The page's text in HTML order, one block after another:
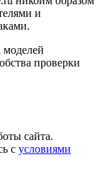
и
проверки
сайта.
с условиями